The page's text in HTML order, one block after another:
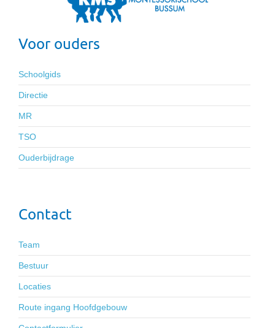
Voor ouders
Schoolgids
Directie
MR
TSO
Ouderbijdrage
Contact
Team
Bestuur
Locaties
Route ingang Hoofdgebouw